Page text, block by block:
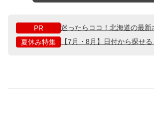
PR
迷ったらココ！北海道の最
夏休み特集
【7月・8月】日付から探せ